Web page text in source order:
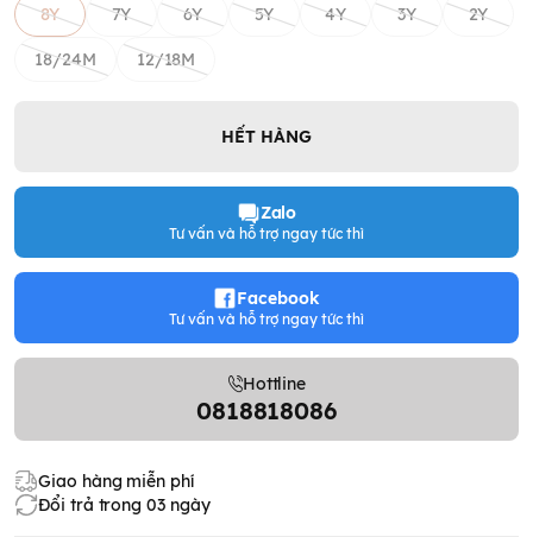
8Y
7Y 6Y 5Y 4Y 3Y 2Y
18/24M 12/18M
HẾT HÀNG
Zalo
Tư vấn và hỗ trợ ngay tức thì
Facebook
Tư vấn và hỗ trợ ngay tức thì
Hottline
0818818086
Giao hàng miễn phí
Đổi trả trong 03 ngày